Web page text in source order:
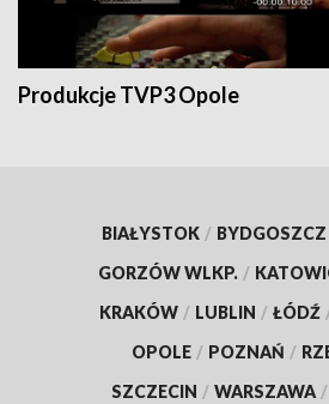
Produkcje TVP3 Opole
BIAŁYSTOK / BYDGOSZCZ
GORZÓW WLKP. /
KRAKÓW / LUBLIN / ŁÓDŹ
OPOLE / POZNAŃ /
SZCZECIN / WARSZAWA /